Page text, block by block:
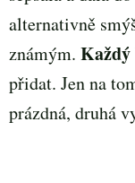
alternativně
známým. Každý
přidat. Jen na
prázdná, druhá